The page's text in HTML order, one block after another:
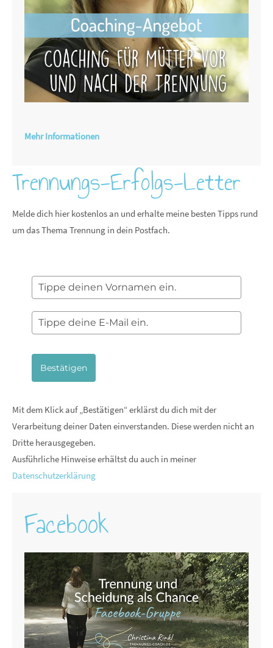
Mehr Informationen
Trennungs-Erfolgs-Letter
Melde dich hier kostenlos an und erhalte meine besten Tipps rund
um das Thema Trennung in dein Postfach.
Bestätigen
Mit dem Klick auf „Bestätigen“ erklärst du dich mit der
Verarbeitung deiner Daten einverstanden. Diese werden nicht an
Dritte herausgegeben.
Ausführliche Hinweise erhältst du auch in meiner
Datenschutzerklärung
Facebook